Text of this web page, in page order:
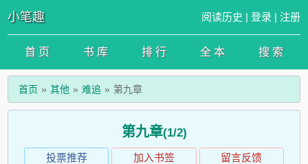
小笔趣 阅读历史 | 登录 | 注册
首 页 书 库 排 行 全 本 搜 索
首页 其他 难追 第九章
第九章(1/2)
投票推荐 加入书签 留言反馈